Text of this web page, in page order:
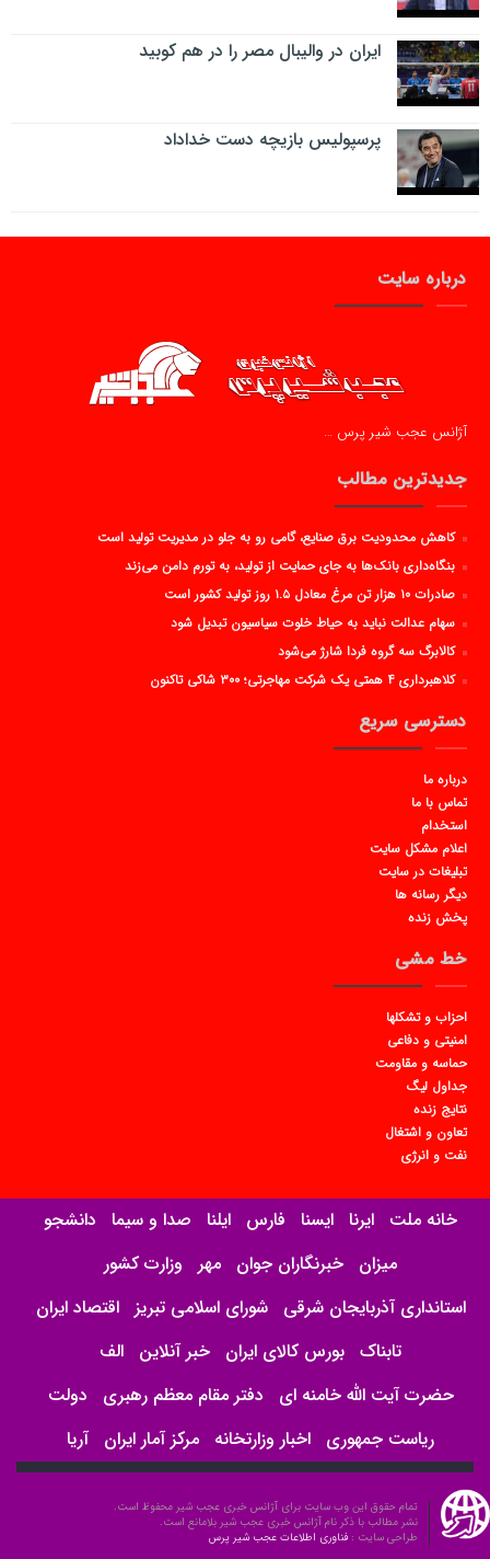
ایران در والیبال مصر را در هم کوبید
پرسپولیس بازیچه دست خداداد
درباره سایت
آژانس عجب شیر پرس …
جدیدترین مطالب
کاهش محدودیت برق صنایع، گامی رو به جلو در مدیریت تولید است
بنگاه‌داری بانک‌ها به جای حمایت از تولید، به تورم دامن می‌زند
صادرات ۱۰ هزار تن مرغ معادل ۱.۵ روز تولید کشور است
سهام عدالت نباید به حیاط خلوت سیاسیون تبدیل شود
کالابرگ سه گروه فردا شارژ می‌شود
کلاهبرداری ۴ همتی یک شرکت مهاجرتی؛ ۳۰۰ شاکی تاکنون
دسترسی سریع
درباره ما
تماس با ما
استخدام
اعلام مشکل سایت
تبلیغات در سایت
دیگر رسانه ها
پخش زنده
خط مشی
احزاب و تشکلها
امنیتی و دفاعی
حماسه و مقاومت
جداول لیگ
نتایج زنده
تعاون و اشتغال
نفت و انرژی
خانه ملت ایرنا ایسنا فارس ایلنا صدا و سیما دانشجو
میزان خبرنگاران جوان مهر وزارت کشور
استانداری آذربایجان شرقی
شورای اسلامی تبریز اقتصاد ایران
تابناک بورس کالای ایران خبر آنلاین الف
حضرت آیت الله خامنه ای
دفتر مقام معظم رهبری
دولت
ریاست جمهوری اخبار وزارتخانه مرکز آمار ایران آریا
تمام حقوق این وب سایت برای آژانس خبری عجب شیر محفوظ است.
نشر مطالب با ذکر نام آژانس خبری عجب شیر بلامانع است.
طراحی سایت : فناوری اطلاعات عجب شیر پرس